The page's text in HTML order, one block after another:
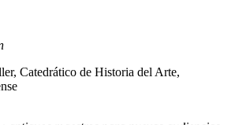
Catedrático de Historia del Arte,